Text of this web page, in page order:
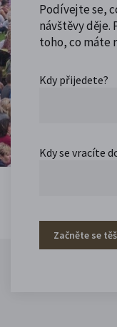
Podívejte se,
návštěvy
toho, co máte
Kdy přijedete?
Kdy se vracíte
Začněte se